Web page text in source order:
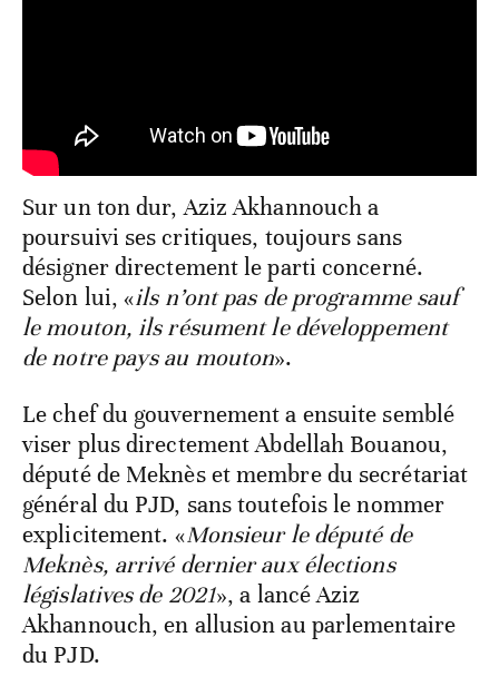
Sur un ton dur, Aziz Akhannouch a
poursuivi ses critiques, toujours sans
désigner directement le parti concerné.
Selon lui, «ils n’ont pas de programme sauf
le mouton, ils résument le développement
de notre pays au mouton».
Le chef du gouvernement a ensuite semblé
viser plus directement Abdellah Bouanou,
député de Meknès et membre du secrétariat
général du PJD, sans toutefois le nommer
explicitement. «Monsieur le député de
Meknès, arrivé dernier aux élections
législatives de 2021», a lancé Aziz
Akhannouch, en allusion au parlementaire
du PJD.